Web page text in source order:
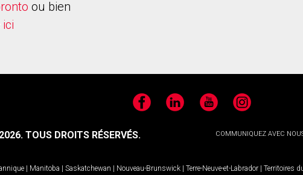
ou bien
ici
FacebookLinkedIn YouTubeInstagram
COMMUNIQUEZ AVEC
TOUS DROITS RÉSERVÉS.
| Manitoba | Saskatchewan | Nouveau-Brunswick | Terre-Neuve-et-Labrador | Territoires